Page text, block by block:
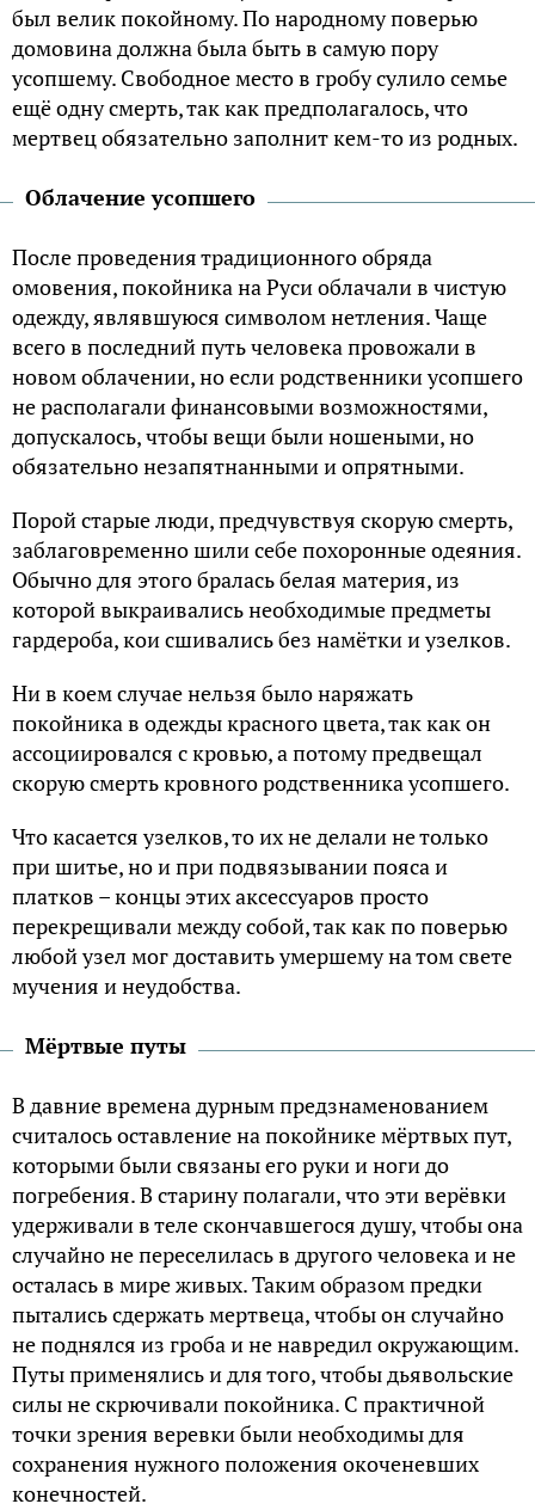
был велик покойному. По народному поверью
домовина должна была быть в самую пору
усопшему. Свободное место в гробу сулило семье
ещё одну смерть, так как предполагалось, что
мертвец обязательно заполнит кем-то из родных.
Облачение усопшего
После проведения традиционного обряда
омовения, покойника на Руси облачали в чистую
одежду, являвшуюся символом нетления. Чаще
всего в последний путь человека провожали в
новом облачении, но если родственники усопшего
не располагали финансовыми возможностями,
допускалось, чтобы вещи были ношеными, но
обязательно незапятнанными и опрятными.
Порой старые люди, предчувствуя скорую смерть,
заблаговременно шили себе похоронные одеяния.
Обычно для этого бралась белая материя, из
которой выкраивались необходимые предметы
гардероба, кои сшивались без намётки и узелков.
Ни в коем случае нельзя было наряжать
покойника в одежды красного цвета, так как он
ассоциировался с кровью, а потому предвещал
скорую смерть кровного родственника усопшего.
Что касается узелков, то их не делали не только
при шитье, но и при подвязывании пояса и
платков – концы этих аксессуаров просто
перекрещивали между собой, так как по поверью
любой узел мог доставить умершему на том свете
мучения и неудобства.
Мёртвые путы
В давние времена дурным предзнаменованием
считалось оставление на покойнике мёртвых пут,
которыми были связаны его руки и ноги до
погребения. В старину полагали, что эти верёвки
удерживали в теле скончавшегося душу, чтобы она
случайно не переселилась в другого человека и не
осталась в мире живых. Таким образом предки
пытались сдержать мертвеца, чтобы он случайно
не поднялся из гроба и не навредил окружающим.
Путы применялись и для того, чтобы дьявольские
силы не скрючивали покойника. С практичной
точки зрения веревки были необходимы для
сохранения нужного положения окоченевших
конечностей.